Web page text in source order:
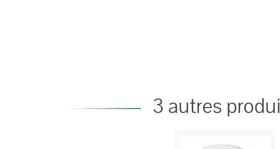
3 autres